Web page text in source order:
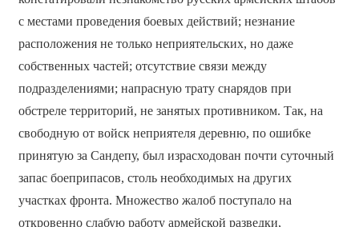
с местами проведения боевых действий; незнание
расположения не только неприятельских, но даже
собственных частей; отсутствие связи между
подразделениями; напрасную трату снарядов при
обстреле территорий, не занятых противником. Так, на
свободную от войск неприятеля деревню, по ошибке
принятую за Сандепу, был израсходован почти суточный
запас боеприпасов, столь необходимых на других
участках фронта. Множество жалоб поступало на
откровенно слабую работу армейской разведки,